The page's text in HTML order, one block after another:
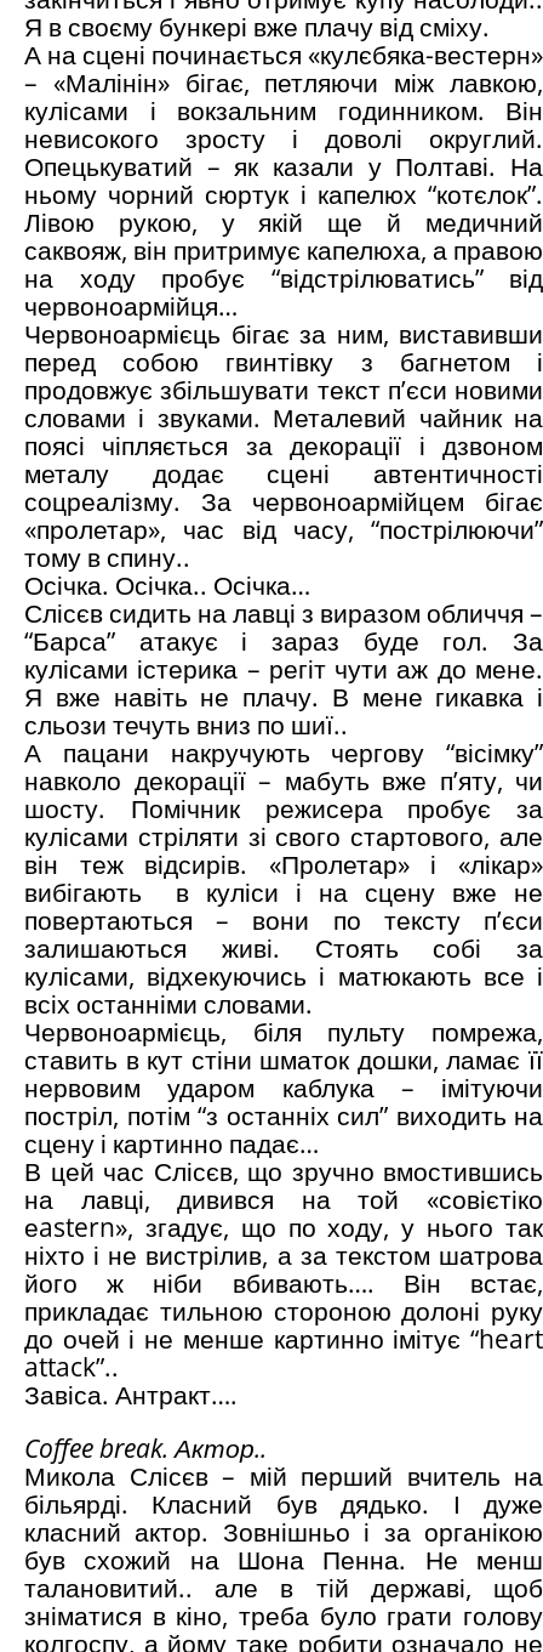
Я в своєму бункері вже плачу від сміху.
А на сцені починається «кулєбяка-вестерн»
– «Малінін» бігає, петляючи між лавкою,
кулісами і вокзальним годинником. Він
невисокого зросту і доволі округлий.
Опецькуватий – як казали у Полтаві. На
ньому чорний сюртук і капелюх “котєлок”.
Лівою рукою, у якій ще й медичний
саквояж, він притримує капелюха, а правою
на ходу пробує “відстрілюватись” від
червоноармійця…
Червоноармієць бігає за ним, виставивши
перед собою гвинтівку з багнетом і
продовжує збільшувати текст п’єси новими
словами і звуками. Металевий чайник на
поясі чіпляється за декорації і дзвоном
металу додає сцені автентичності
соцреалізму. За червоноармійцем бігає
«пролетар», час від часу, “пострілюючи”
тому в спину..
Осічка. Осічка.. Осічка…
Слісєв сидить на лавці з виразом обличчя –
“Барса” атакує і зараз буде гол. За
кулісами істерика – регіт чути аж до мене.
Я вже навіть не плачу. В мене гикавка і
сльози течуть вниз по шиї..
А пацани накручують чергову “вісімку”
навколо декорації – мабуть вже п’яту, чи
шосту. Помічник режисера пробує за
кулісами стріляти зі свого стартового, але
він теж відсирів. «Пролетар» і «лікар»
вибігають в куліси і на сцену вже не
повертаються – вони по тексту п’єси
залишаються живі. Стоять собі за
кулісами, відхекуючись і матюкають все і
всіх останніми словами.
Червоноармієць, біля пульту помрежа,
ставить в кут стіни шматок дошки, ламає її
нервовим ударом каблука – імітуючи
постріл, потім “з останніх сил” виходить на
сцену і картинно падає…
В цей час Слісєв, що зручно вмостившись
на лавці, дивився на той «совієтіко
еastern», згадує, що по ходу, у нього так
ніхто і не вистрілив, а за текстом шатрова
його ж ніби вбивають…. Він встає,
прикладає тильною стороною долоні руку
до очей і не менше картинно імітує “heart
attack”..
Завіса. Антракт….
Coffeebreak. Актор..
Микола Слісєв – мій перший вчитель на
більярді. Класний був дядько. І дуже
класний актор. Зовнішньо і за органікою
був схожий на Шона Пенна. Не менш
талановитий.. але в тій державі, щоб
зніматися в кіно, треба було грати голову
колгоспу, а йому таке робити означало не